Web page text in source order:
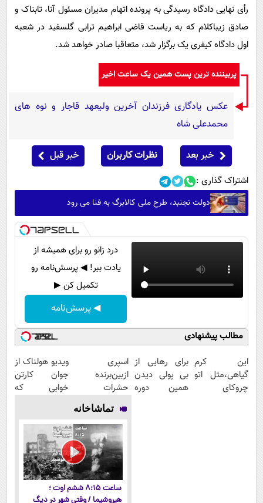
رأی نهایی دادگاه رسیدگی به پرونده اتهام‌ مدیران مسئول آنا، تابناک و
صادق زیباکلام که به ریاست قاضی ابراهیم ترابی گلسفید در شعبه
اول دادگاه کیفری یک برگزار شد، متعاقبا صادر خواهد شد.
پربیننده ترین پست همین یک ساعت اخیر
عکس یادگاری فرزندان آخرین ولیعهد قاجار و نوه های
محمدعلی شاه
خبر بعد نظرات کاربران خبر قبل
اشتراک گذاری :
دولت نجنبد، طرح ملی کالابرگ به فنا می رود
درد زانو رو برای همیشه از
یادت ببر! ◀ پرسش‌نامه رو
تکمیل کن ▶
◀ پرسش‌نامه
مطالب پیشنهادی
این کرم
گیاهی،مثل اتو
چروکای
برای رهایی از
بی پولی دیدن
همین دوره
اسپری
ازبین‌برنده
حشرات
رختخواب،
مناسب برای
مقابله با انواع
ساس
ویدیو هولناک از
جوان کارتن
خوابی که
تماشاخانه
ساعت ۸:۱۵ ششم اوت ؛
هیروشیما / وقتی شهر در دیگ